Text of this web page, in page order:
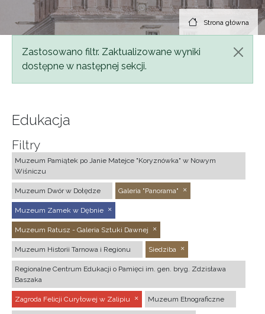
Strona główna
Komunikat
Zastosowano filtr. Zaktualizowane wyniki
dostępne w następnej sekcji.
Edukacja
Filtry
Muzeum Pamiątek po Janie Matejce "Koryznówka" w Nowym
Wiśniczu
Muzeum Dwór w Dołędze Galeria "Panorama"
Muzeum Zamek w Dębnie
Muzeum Ratusz - Galeria Sztuki Dawnej
Muzeum Historii Tarnowa i Regionu Siedziba
Regionalne Centrum Edukacji o Pamięci im. gen. bryg. Zdzisława
Baszaka
Zagroda Felicji Curyłowej w Zalipiu Muzeum Etnograficzne